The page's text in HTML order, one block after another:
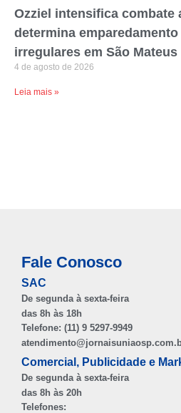
Ozziel intensifica combate
determina
irregulares em São Mateus
4 de agosto de 2026
Leia mais »
Fale Conosco
SAC
De segunda à sexta-feira
das 8h às 18h
Telefone: (11) 9 5297-9949
Comercial, Publicidade e
De segunda à sexta-feira
das 8h às 20h
Telefones: